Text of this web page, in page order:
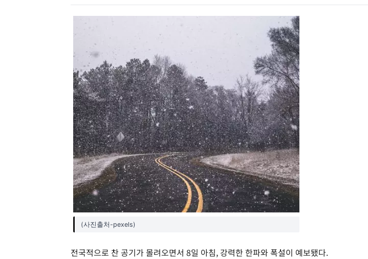
(사진출처-pexels)
전국적으로 찬 공기가 몰려오면서 8일 아침, 강력한 한파와 폭설이 예보됐다.